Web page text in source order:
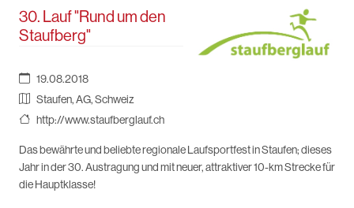
30. Lauf "Rund um den
Staufberg"
19.08.2018
Staufen, AG, Schweiz
http://www.staufberglauf.ch
Das bewährte und beliebte regionale Laufsportfest in Staufen; dieses
Jahr in der 30. Austragung und mit neuer, attraktiver 10-km Strecke für
die Hauptklasse!